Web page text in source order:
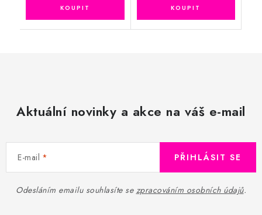
Aktuální novinky a akce na váš e-mail
E-mail
Odesláním emailu souhlasíte se zpracováním osobních údajů.
PŘIHLÁSIT SE